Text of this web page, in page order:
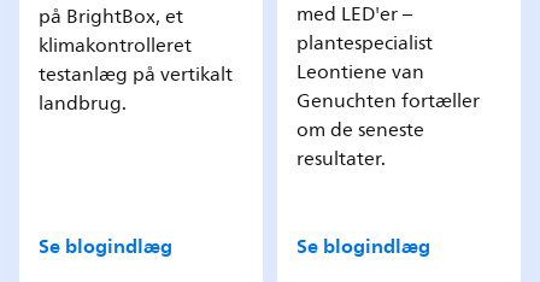
på BrightBox, et
klimakontrolleret
testanlæg på vertikalt
landbrug.
Se blogindlæg
med LED'er –
plantespecialist
Leontiene van
Genuchten fortæller
om de seneste
resultater.
Se blogindlæg